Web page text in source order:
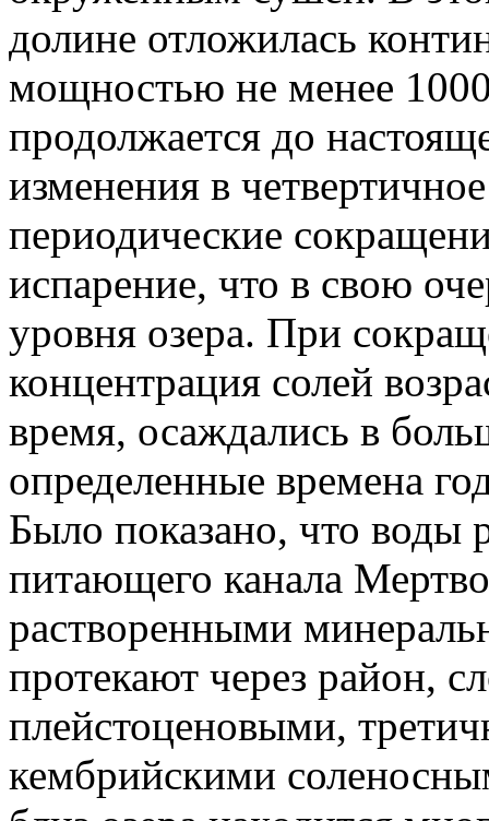
долине отложилась
мощностью не менее
продолжается до
изменения в
периодические
испарение, что в свою
уровня озера. При
концентрация солей
время, осаждались в
определенные времена
Было показано, что воды
питающего канала
растворенными
протекают через район,
плейстоценовыми,
кембрийскими